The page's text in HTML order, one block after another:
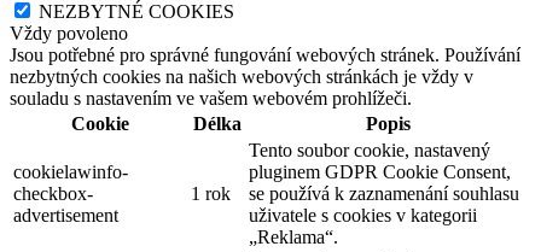
NEZBYTNÉ COOKIES
Vždy povoleno
Jsou potřebné pro správné fungování webových stránek. Používání
nezbytných cookies na našich webových stránkách je vždy v
souladu s nastavením ve vašem webovém prohlížeči.
Cookie
Délka Popis
cookielawinfo-
checkbox-
advertisement
1 rok
Tento soubor cookie, nastavený
pluginem GDPR Cookie Consent,
se používá k zaznamenání souhlasu
uživatele s cookies v kategorii
„Reklama“.